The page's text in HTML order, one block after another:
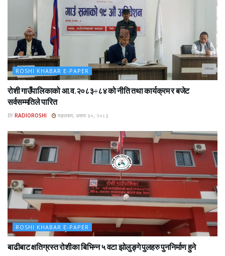
ROSHI KHABAR E-PAPER
रोशी गाउँपालिकाको आ.व.२०८३÷८४ को नीति तथा कार्यक्रम र बजेट
सर्वसम्मतिले पारित
BY RADIOROSHI मङ्लबार, असार ३०, २०८३
ROSHI KHABAR E-PAPER
बाढीबाट क्षतिग्रस्त रोशीका बिभिन्न ५ वटा झोलुङ्गे पुलहरु पुननिर्माण हुने